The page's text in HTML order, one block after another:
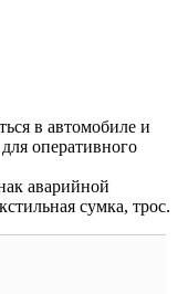
в автомобиле и
оперативного
аварийной
сумка, трос.